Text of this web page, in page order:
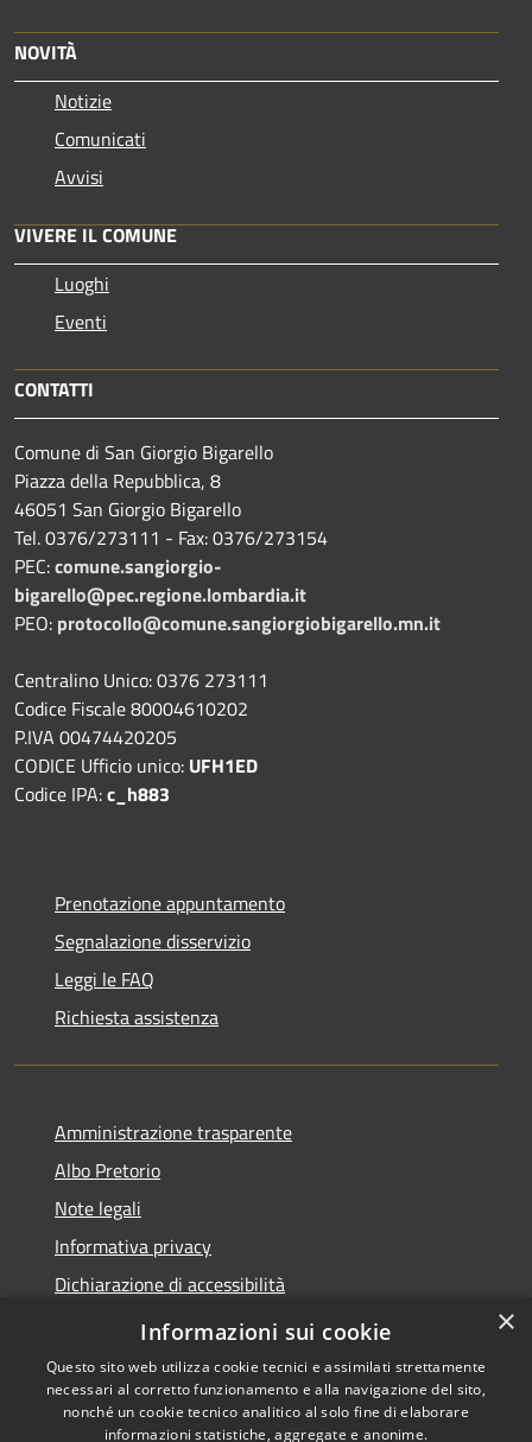
NOVITÀ
Notizie
Comunicati
Avvisi
VIVERE IL COMUNE
Luoghi
Eventi
CONTATTI
Comune di San Giorgio Bigarello
Piazza della Repubblica, 8
46051 San Giorgio Bigarello
Tel. 0376/273111 - Fax: 0376/273154
PEC:comune.sangiorgio-
bigarello@pec.regione.lombardia.it
PEO: protocollo@comune.sangiorgiobigarello.mn.it
Centralino Unico: 0376 273111
Codice Fiscale 80004610202
P.IVA 00474420205
CODICE Ufficio unico: UFH1ED
Codice IPA:c_h883
Prenotazione appuntamento
Segnalazione disservizio
Leggi le FAQ
Richiesta assistenza
Amministrazione trasparente
Albo Pretorio
Note legali
Informativa privacy
Dichiarazione di accessibilità
Obiettivi di accessibilità
×
Informazioni sui cookie
Questo sito web utilizza cookie tecnici e assimilati strettamente
necessari al corretto funzionamento e alla navigazione del sito,
nonché un cookie tecnico analitico al solo fine di elaborare
informazioni statistiche, aggregate e anonime.